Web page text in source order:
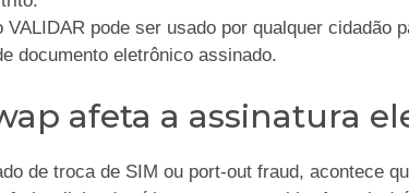
VALIDAR pode ser usado por qualquer cidadão
documento eletrônico assinado.
afeta a assinatura
de troca de SIM ou port-out fraud, acontece